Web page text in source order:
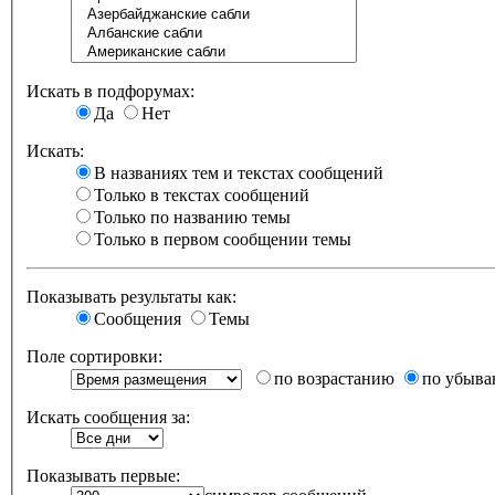
Искать в подфорумах:
Да
Нет
Искать:
В названиях тем и текстах сообщений
Только в текстах сообщений
Только по названию темы
Только в первом сообщении темы
Показывать результаты как:
Сообщения
Темы
Поле сортировки:
по возрастанию
по
Искать сообщения за:
Показывать первые: